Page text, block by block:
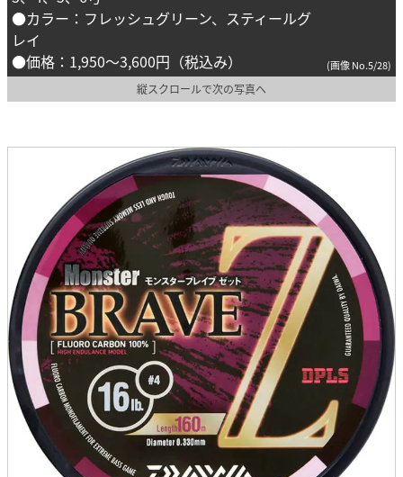
●カラー：フレッシュグリーン、スティールグ
レイ
●価格：1,950～3,600円（税込み）
(画像 No.5/28)
縦スクロールで次の写真へ